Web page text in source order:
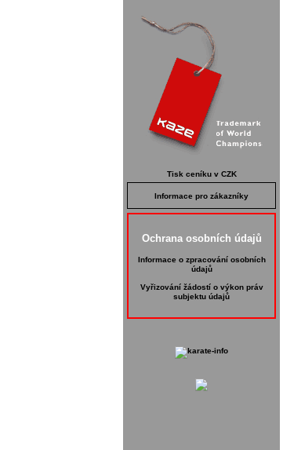
Tisk ceníku v CZK
Informace pro zákazníky
Ochrana osobních údajů
Informace o zpracování osobních
údajů
Vyřizování žádostí o výkon práv
subjektu údajů